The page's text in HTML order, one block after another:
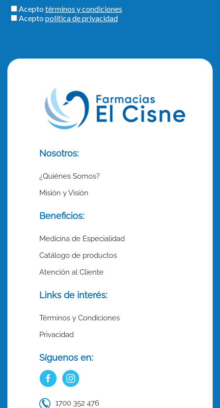
Nosotros:
¿Quiénes Somos?
Misión y Visión
Beneficios:
Medicina de Especialidad
Catálogo de productos
Atención al Cliente
Links de interés:
Términos y Condiciones
Privacidad
Síguenos en:
1700 352 476